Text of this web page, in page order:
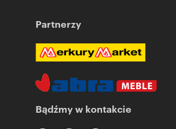
Partnerzy
Bądźmy w kontakcie